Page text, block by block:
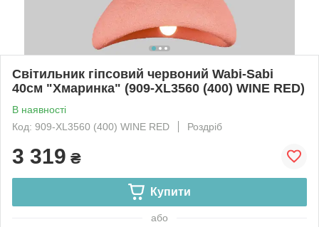
Світильник гіпсовий червоний Wabi-Sabi
40см "Хмаринка" (909-XL3560 (400) WINE RED)
В наявності
Код: 909-XL3560 (400) WINE RED
Роздріб
3 319 ₴
Купити
або